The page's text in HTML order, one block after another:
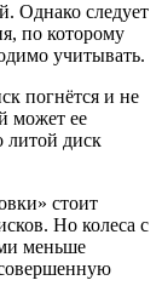
Однако следует
по которому
учитывать.
погнётся и не
может ее
литой диск
стоит
Но колеса с
меньше